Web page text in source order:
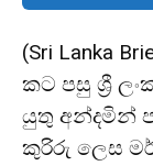
(Sri Lanka
කට පසු ශ්‍රී
යුතු අන්දමින්
කුරිරු ලෙස